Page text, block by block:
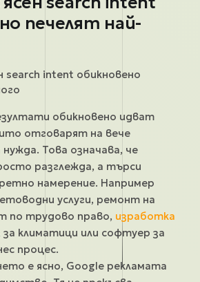
печелят най-
обикновено идват
отговарят на вече
Това означава, че
разглежда, а търси
намерение. Например
услуги, ремонт на
по трудово право, изработка
за климатици или софтуер за
процес.
е ясно, Google рекламата